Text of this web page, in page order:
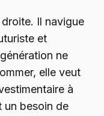
Il navigue
et
ne
elle veut
à
un besoin de